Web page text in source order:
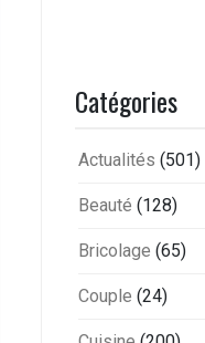
Catégories
Actualités (501)
Beauté (128)
Bricolage (65)
Couple (24)